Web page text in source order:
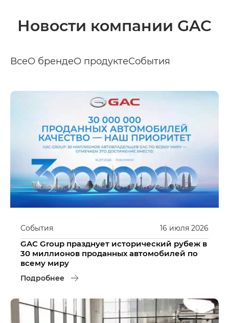
Новости компании GAC
ВсеО брендеО продуктеСобытия
16 июля 2026
События
GAC Group празднует исторический рубеж в
30 миллионов проданных автомобилей по
всему миру
Подробнее